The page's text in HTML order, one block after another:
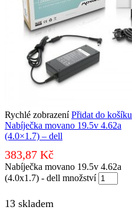
Rychlé zobrazení Přidat do košíku
Nabíječka movano 19.5v 4.62a
(4.0×1.7) – dell
383,87 Kč
Nabíječka movano 19.5v 4.62a
(4.0x1.7) - dell množství
13 skladem